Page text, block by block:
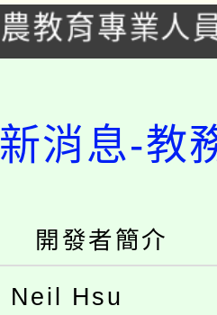
教育專業人
期間理賠案件
審查程序及
才培育課程
115學年度第
學年度學生
及新住民語歌
115學年度第
消息-教
開發者簡介
Neil Hsu